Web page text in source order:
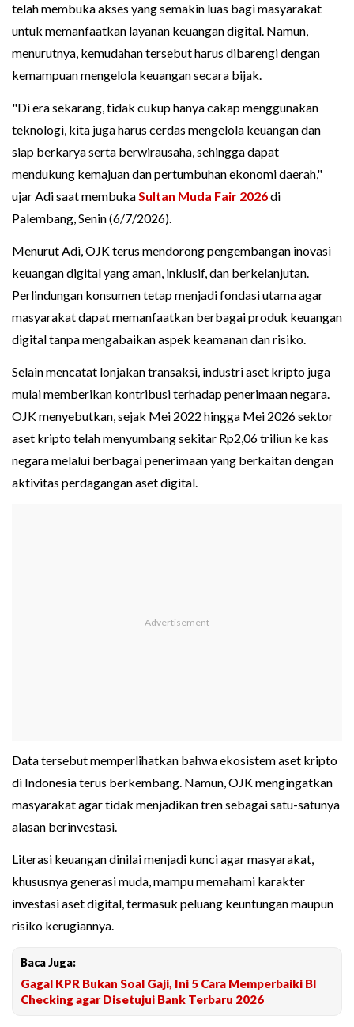
telah membuka akses yang semakin luas bagi masyarakat
untuk memanfaatkan layanan keuangan digital. Namun,
menurutnya, kemudahan tersebut harus dibarengi dengan
kemampuan mengelola keuangan secara bijak.
"Di era sekarang, tidak cukup hanya cakap menggunakan
teknologi, kita juga harus cerdas mengelola keuangan dan
siap berkarya serta berwirausaha, sehingga dapat
mendukung kemajuan dan pertumbuhan ekonomi daerah,"
ujar Adi saat membukaSultan Muda Fair 2026di
Palembang, Senin (6/7/2026).
Menurut Adi, OJK terus mendorong pengembangan inovasi
keuangan digital yang aman, inklusif, dan berkelanjutan.
Perlindungan konsumen tetap menjadi fondasi utama agar
masyarakat dapat memanfaatkan berbagai produk keuangan
digital tanpa mengabaikan aspek keamanan dan risiko.
Selain mencatat lonjakan transaksi, industri aset kripto juga
mulai memberikan kontribusi terhadap penerimaan negara.
OJK menyebutkan, sejak Mei 2022 hingga Mei 2026 sektor
aset kripto telah menyumbang sekitar Rp2,06 triliun ke kas
negara melalui berbagai penerimaan yang berkaitan dengan
aktivitas perdagangan aset digital.
Data tersebut memperlihatkan bahwa ekosistem aset kripto
di Indonesia terus berkembang. Namun, OJK mengingatkan
masyarakat agar tidak menjadikan tren sebagai satu-satunya
alasan berinvestasi.
Literasi keuangan dinilai menjadi kunci agar masyarakat,
khususnya generasi muda, mampu memahami karakter
investasi aset digital, termasuk peluang keuntungan maupun
risiko kerugiannya.
Baca Juga:
Gagal KPR Bukan Soal Gaji, Ini 5 Cara Memperbaiki BI
Checking agar Disetujui Bank Terbaru 2026